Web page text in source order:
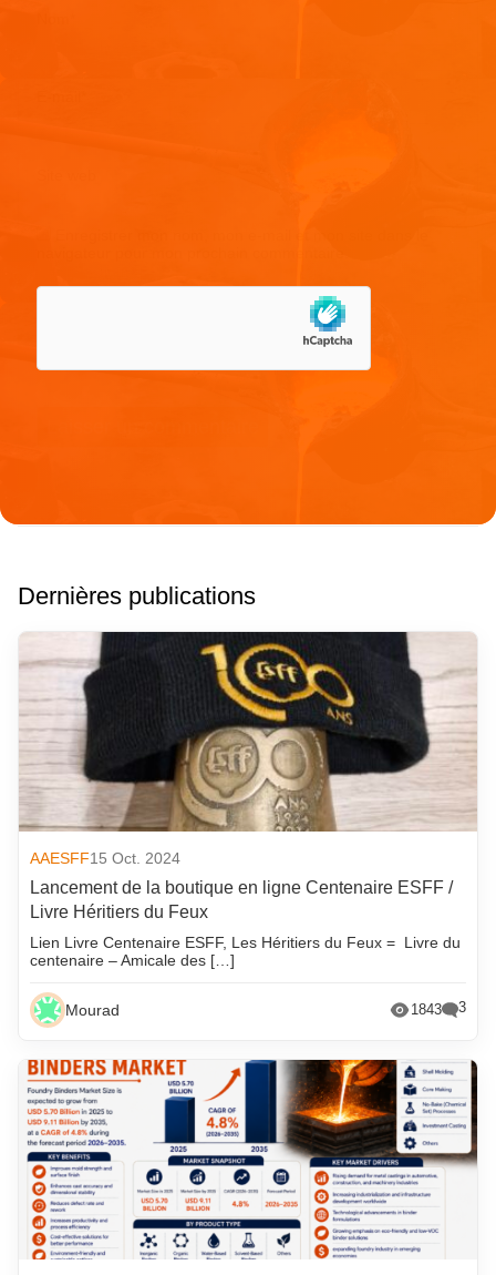
Dernières publications
AAESFF15 Oct. 2024
Lancement de la boutique en ligne Centenaire ESFF /
Livre Héritiers du Feux
Lien Livre Centenaire ESFF, Les Héritiers du Feux = Livre du
centenaire – Amicale des […]
Mourad 1843 3